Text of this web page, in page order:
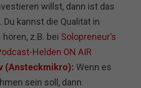
willst, dann ist das
Du kannst die Qualität in
z.B. bei Solopreneur’s
Helden ON AIR
(Ansteckmikro): Wenn es
sein soll, dann